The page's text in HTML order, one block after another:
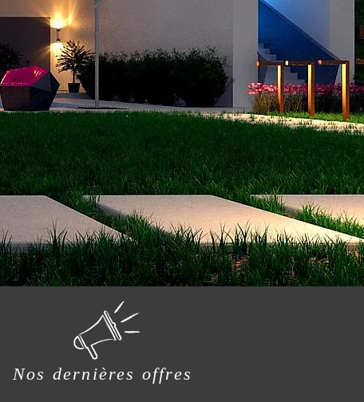
Nos dernières offres